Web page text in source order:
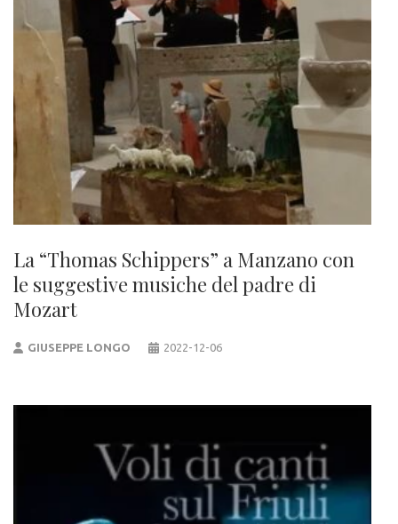
La “Thomas Schippers” a Manzano con
le suggestive musiche del padre di
Mozart
GIUSEPPE LONGO 2022-12-06